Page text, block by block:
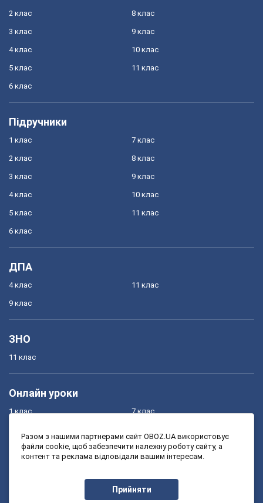
2 клас
3 клас
4 клас
5 клас
6 клас
8 клас
9 клас
10 клас
11 клас
Підручники
1 клас
2 клас
3 клас
4 клас
5 клас
6 клас
7 клас
8 клас
9 клас
10 клас
11 клас
ДПА
4 клас
9 клас
11 клас
ЗНО
11 клас
Онлайн уроки
1 клас
3 клас
7 клас
9 клас
Разом з нашими партнерами сайт OBOZ.UA використовує
файли cookie, щоб забезпечити належну роботу сайту, а
контент та реклама відповідали вашим інтересам.
Прийняти